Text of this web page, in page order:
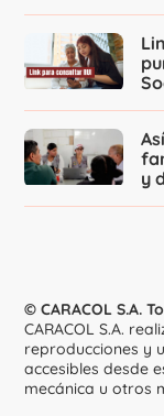
y
© CARACOL S.A.
CARACOL S.A.
reproducciones y
accesibles desde
mecánica u otros